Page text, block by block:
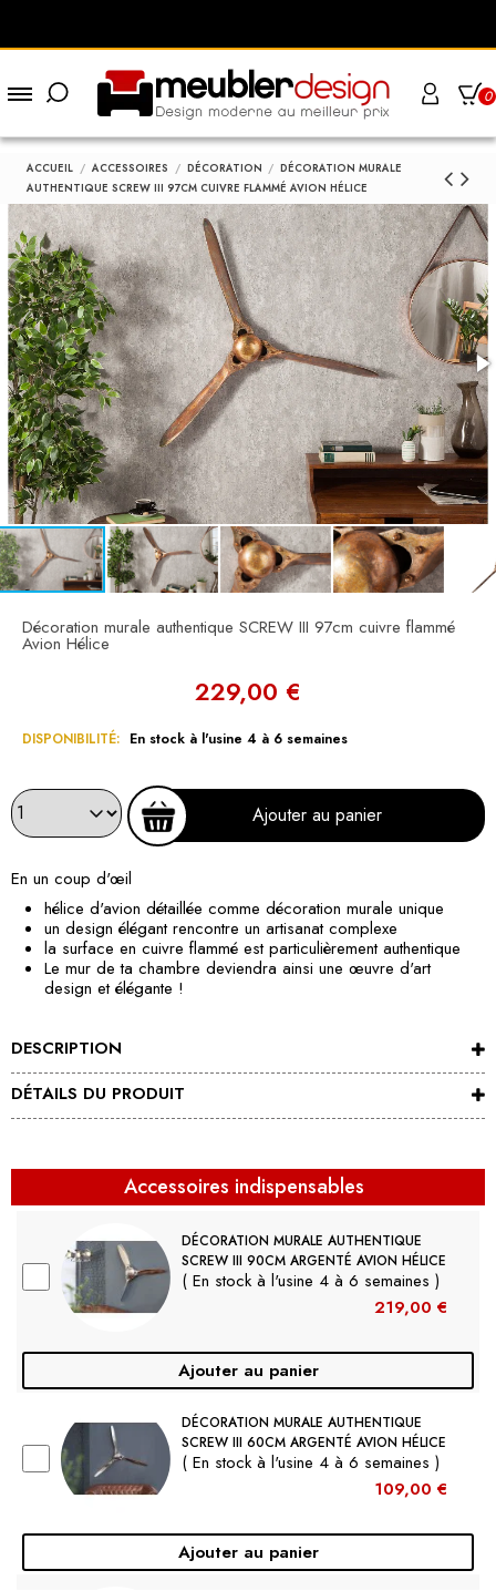
0
ACCUEIL ACCESSOIRES DÉCORATION
DÉCORATION MURALE
AUTHENTIQUE SCREW III 97CM CUIVRE FLAMMÉ AVION HÉLICE
Décoration murale authentique SCREW III 97cm cuivre flammé
Avion Hélice
229,00 €
DISPONIBILITÉ: En stock à l'usine 4 à 6 semaines
Ajouter au panier
En un coup d'œil
hélice d'avion détaillée comme décoration murale unique
un design élégant rencontre un artisanat complexe
la surface en cuivre flammé est particulièrement authentique
Le mur de ta chambre deviendra ainsi une œuvre d'art
design et élégante !
DESCRIPTION
DÉTAILS DU PRODUIT
Accessoires indispensables
DÉCORATION MURALE AUTHENTIQUE
SCREW III 90CM ARGENTÉ AVION HÉLICE
( En stock à l'usine 4 à 6 semaines )
219,00 €
Ajouter au panier
DÉCORATION MURALE AUTHENTIQUE
SCREW III 60CM ARGENTÉ AVION HÉLICE
( En stock à l'usine 4 à 6 semaines )
109,00 €
Ajouter au panier